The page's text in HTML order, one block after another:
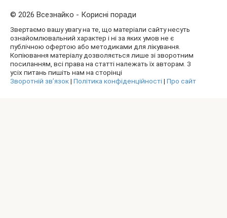
© 2026 Всезнайко - Корисні поради
Звертаємо вашу увагу на те, що матеріали сайту несуть
ознайомлювальний характер і ні за яких умов не є
публічною офертою або методиками для лікування.
Копіювання матеріалу дозволяється лише зі зворотним
посиланням, всі права на статті належать їх авторам. З
усіх питань пишіть нам на сторінці
Зворотній зв’язок| Політика конфіденційності| Про сайт